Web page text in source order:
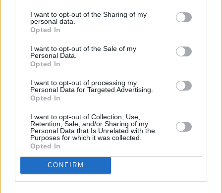
I want to opt-out of the Sharing of my
personal data.
Opted In
I want to opt-out of the Sale of my
Personal Data.
Opted In
I want to opt-out of processing my
Personal Data for Targeted Advertising.
Opted In
I want to opt-out of Collection, Use,
Retention, Sale, and/or Sharing of my
Personal Data that Is Unrelated with the
Purposes for which it was collected.
Opted In
CONFIRM
γνωρίζοντας ότι έχω ακόμα αυτά τα 35
δολάρια;».
Όταν χρήστες στο Twitter την ρώτησαν εάν
καταφατικά. Ως επί το πλείστον, οι χρήστες
του Twitter φαίνεται να συμφωνούν μαζί της.
TAGS:
ΡΑΝΤΕΒΟΥ ΧΡΗΜΑΤΑ